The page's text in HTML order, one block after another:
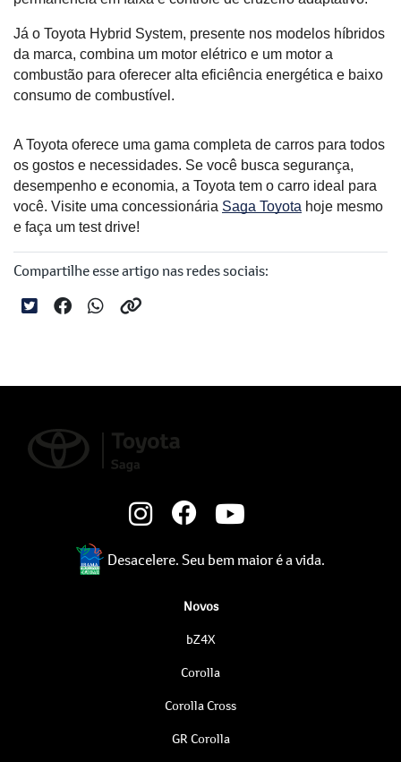
Já o Toyota Hybrid System, presente nos modelos híbridos
da marca, combina um motor elétrico e um motor a
combustão para oferecer alta eficiência energética e baixo
consumo de combustível.
A Toyota oferece uma gama completa de carros para todos
os gostos e necessidades. Se você busca segurança,
desempenho e economia, a Toyota tem o carro ideal para
você. Visite uma concessionária Saga Toyota hoje mesmo
e faça um test drive!
Compartilhe esse artigo nas redes sociais:
Desacelere. Seu bem maior é a vida.
Novos
bZ4X
Corolla
Corolla Cross
GR Corolla